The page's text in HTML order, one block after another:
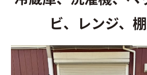
ビ、レンジ、